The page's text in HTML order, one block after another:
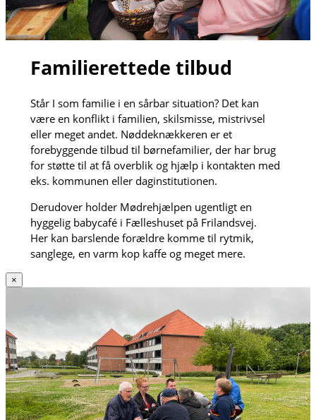
Familierettede tilbud
Står I som familie i en sårbar situation? Det kan
være en konflikt i familien, skilsmisse, mistrivsel
eller meget andet. Nøddeknækkeren er et
forebyggende tilbud til børnefamilier, der har brug
for støtte til at få overblik og hjælp i kontakten med
eks. kommunen eller daginstitutionen.
Derudover holder Mødrehjælpen ugentligt en
hyggelig babycafé i Fælleshuset på Frilandsvej.
Her kan barslende forældre komme til rytmik,
sanglege, en varm kop kaffe og meget mere.
×